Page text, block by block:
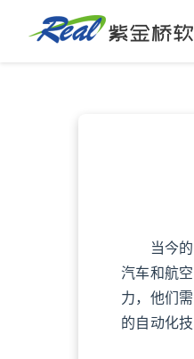
当今的自
汽车和航
力，他们
的自动化